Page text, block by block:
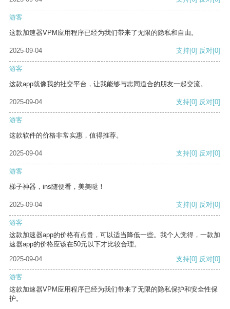
游客
这款加速器VPM应用程序已经为我们带来了无限的隐私和自由。
2025-09-04 支持[0] 反对[0]
游客
这款app就像我的社交平台，让我能够与志同道合的朋友一起交流。
2025-09-04 支持[0] 反对[0]
游客
这款软件的价格非常实惠，值得推荐。
2025-09-04 支持[0] 反对[0]
游客
梯子神器，ins随便看，美美哒！
2025-09-04 支持[0] 反对[0]
游客
这款加速器app的价格有点贵，可以适当降低一些。我个人觉得，一款加
速器app的价格应该在50元以下才比较合理。
2025-09-04
支持[0] 反对[0]
游客
这款加速器VPM应用程序已经为我们带来了无限的隐私保护和安全性保
护。